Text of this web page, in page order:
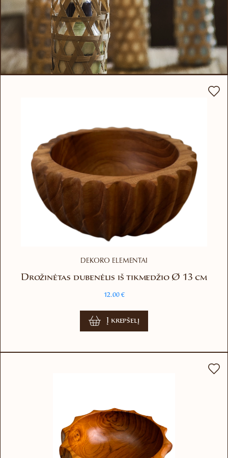
DEKORO ELEMENTAI
Drožinėtas dubenėlis iš tikmedžio Ø 13 cm
12.00 €
Į krepšelį